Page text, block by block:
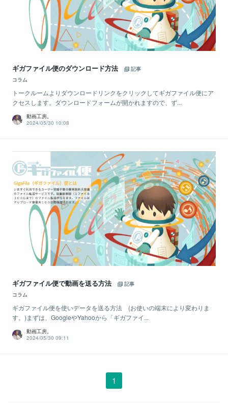
ギガファイル便のダウンロード方法
記事
コラム
トークルームよりダウンロードリンクをクリックしてギガファイル便にア
クセスします。ダウンロードフォームが開かれますので、ず...
動画工房。
2024/05/30 10:08
ギガファイル便で動画を送る方法
記事
コラム
ギガファイル便を使いデータを送る方法 (お使いの端末により変わりま
す。)まずは、GoogleやYahooから「ギガファイ...
動画工房。
2024/05/30 09:11
1